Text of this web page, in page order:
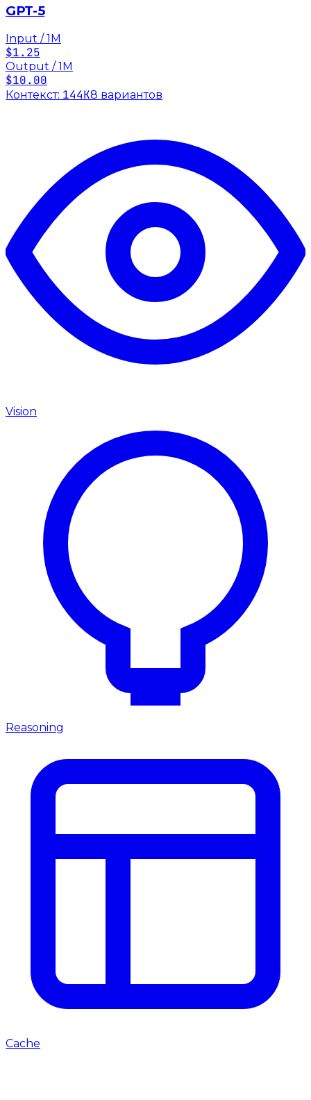
GPT-5
Input / 1M
$1.25
Output / 1M
$10.00
Контекст: 144K8 вариантов
Vision
Reasoning
Cache